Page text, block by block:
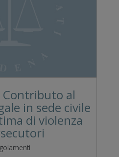
Contributo al
in sede civile
di violenza